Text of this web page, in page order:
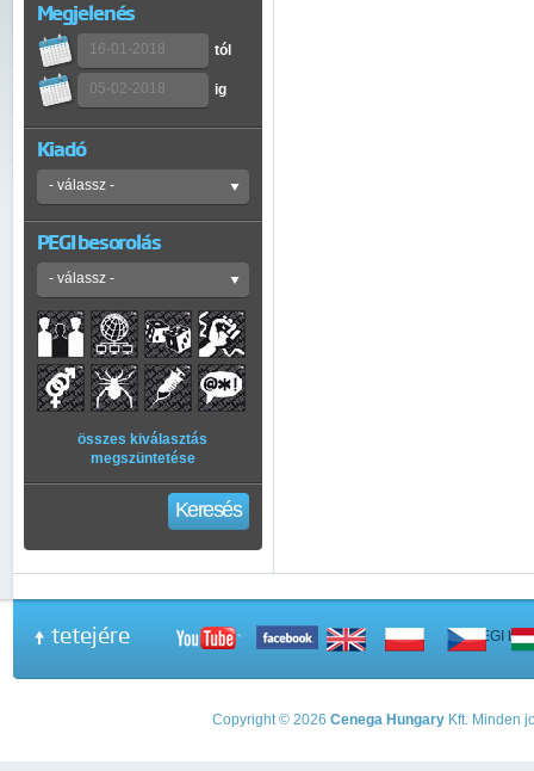
Megjelenés
tól
ig
Kiadó
PEGI besorolás
összes kiválasztás
megszüntetése
Keresés
tetejére A PEGI
Copyright © 2026 Cenega Hungary Kft. Minden